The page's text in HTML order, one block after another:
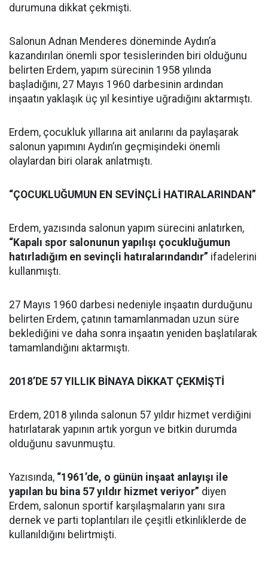
durumuna dikkat çekmişti.
Salonun Adnan Menderes döneminde Aydın’a
kazandırılan önemli spor tesislerinden biri olduğunu
belirten Erdem, yapım sürecinin 1958 yılında
başladığını, 27 Mayıs 1960 darbesinin ardından
inşaatın yaklaşık üç yıl kesintiye uğradığını aktarmıştı.
Erdem, çocukluk yıllarına ait anılarını da paylaşarak
salonun yapımını Aydın’ın geçmişindeki önemli
olaylardan biri olarak anlatmıştı.
“ÇOCUKLUĞUMUN EN SEVİNÇLİ HATIRALARINDAN”
Erdem, yazısında salonun yapım sürecini anlatırken,
“Kapalı spor salonunun yapılışı çocukluğumun
hatırladığım en sevinçli hatıralarındandır” ifadelerini
kullanmıştı.
27 Mayıs 1960 darbesi nedeniyle inşaatın durduğunu
belirten Erdem, çatının tamamlanmadan uzun süre
beklediğini ve daha sonra inşaatın yeniden başlatılarak
tamamlandığını aktarmıştı.
2018’DE 57 YILLIK BİNAYA DİKKAT ÇEKMİŞTİ
Erdem, 2018 yılında salonun 57 yıldır hizmet verdiğini
hatırlatarak yapının artık yorgun ve bitkin durumda
olduğunu savunmuştu.
Yazısında, “1961’de, o günün inşaat anlayışı ile
yapılan bu bina 57 yıldır hizmet veriyor” diyen
Erdem, salonun sportif karşılaşmaların yanı sıra
dernek ve parti toplantıları ile çeşitli etkinliklerde de
kullanıldığını belirtmişti.